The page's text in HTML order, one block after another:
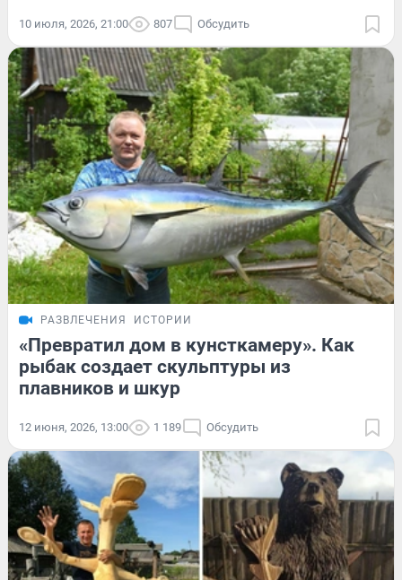
10 июля, 2026, 21:00 807 Обсудить
РАЗВЛЕЧЕНИЯ ИСТОРИИ
«Превратил дом в кунсткамеру». Как
рыбак создает скульптуры из
плавников и шкур
12 июня, 2026, 13:00 1 189 Обсудить